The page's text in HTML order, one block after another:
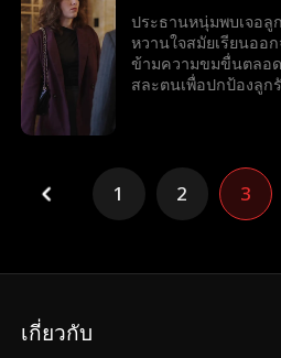
ประธานหนุ่มพบเจอลู
หวานใจสมัยเรียนออ
ข้ามความขมขื่นตลอ
สละตนเพื่อปกป้องลูก
1 2 3
เกี่ยวกับ